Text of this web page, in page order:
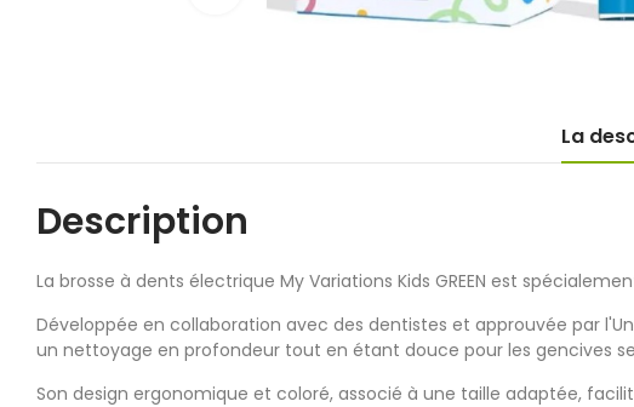
La
Description
La brosse à dents électrique My Variations Kids GREEN est
Développée en collaboration avec des dentistes et approuvée par
un nettoyage en profondeur tout en étant douce pour les gencives
Son design ergonomique et coloré, associé à une taille adaptée,